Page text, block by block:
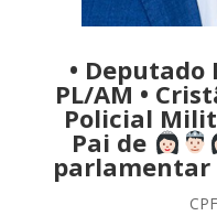
• Deputado
PL/AM •
Policial
Pai de
parlamentar